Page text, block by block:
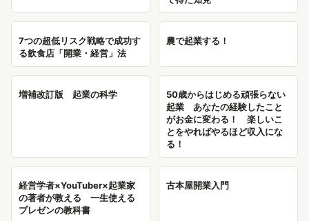
7つの超低リスク戦略で成功す
る飲食店「開業・経営」法
農で起業する！
増補改訂版 起業の科学
50歳からはじめる頑張らない
起業 あなたの経験したこと
がお金に変わる！ 楽しいこ
とをやればやるほど収入にな
る！
経営学者×YouTuber×起業家
の著者が教える 一生使える
プレゼンの教科書
古本屋開業入門